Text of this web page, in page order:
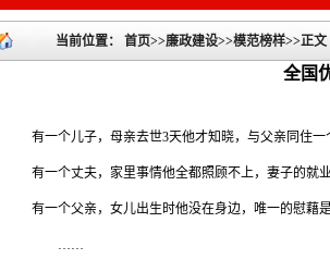
当前位置： 首页>>廉政建设>>模范榜样>>正文
全国
有一个儿子，母亲去世3天他才知晓，与父亲同住一
有一个丈夫，家里事情他全都照顾不上，妻子的就
有一个父亲，女儿出生时他没在身边，唯一的慰藉
……